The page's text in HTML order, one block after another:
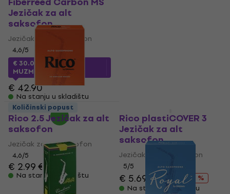
Jezičak za alt
saksofon
Jezičak za alt saksofon
4,6/5
€ 30.08
sa kodom
MUZMUZ-25
€ 42.90
Na stanju u skladištu
Rico 2.5 Jezičak za alt
saksofon
Jezičak za alt saksofon
4,6/5
€ 2.99€ 3.79
Na stanju u skladištu
Rico plastiCOVER 3
Jezičak za alt
saksofon
Jezičak za alt saksofon
5/5
€ 5.69 € 7.39
- 23 %
Na stanju u skladištu
Količinski popust